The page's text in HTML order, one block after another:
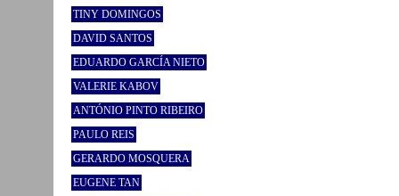
TINY DOMINGOS
DAVID SANTOS
EDUARDO GARCÍA NIETO
VALERIE KABOV
ANTÓNIO PINTO RIBEIRO
PAULO REIS
GERARDO MOSQUERA
EUGENE TAN